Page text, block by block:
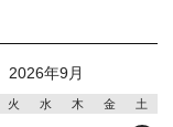
2026年9月
火 水 木 金 土